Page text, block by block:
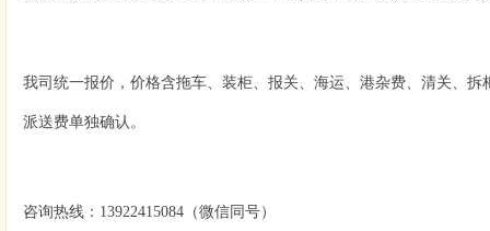
我司统一报价，价格含拖车、装柜、报关、海运、港杂费、清关、
派送费单独确认。
咨询热线：13922415084（微信同号）